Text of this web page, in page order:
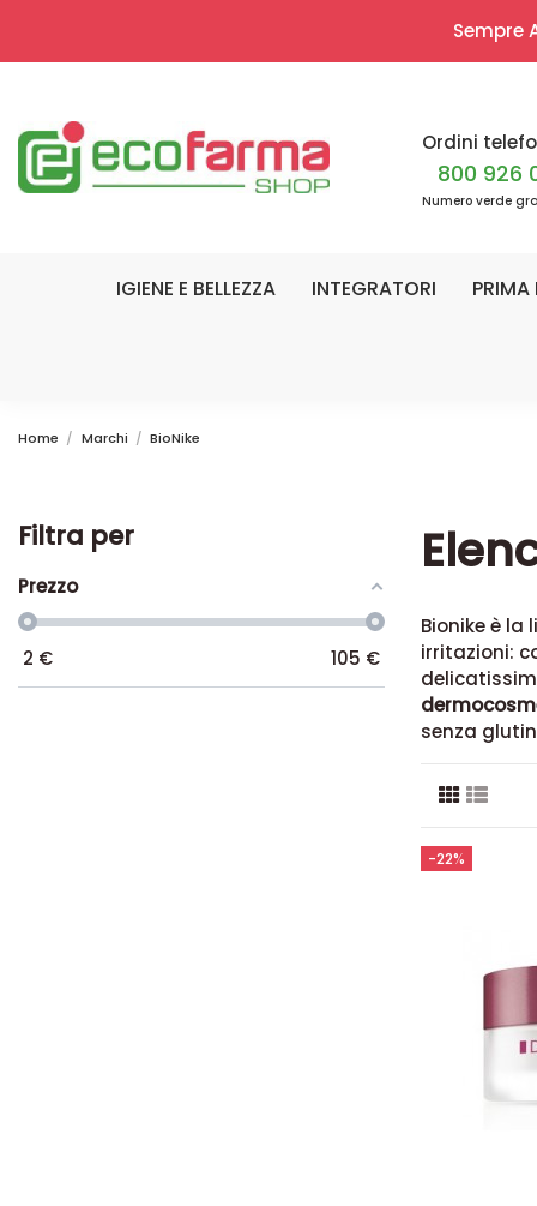
Sempre
Ordini
800 926
Numero verde
IGIENE E BELLEZZA INTEGRATORI PRIMA
Home Marchi BioNike
Bionike è
irritazioni:
senza
-22%
Filtra per
Prezzo
2 € 105 €